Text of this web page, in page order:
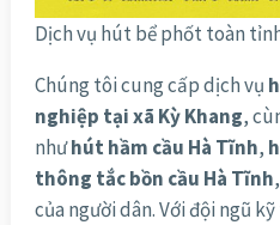
Dịch vụ hút bể phốt toàn
Chúng tôi cung cấp dịch vụ
nghiệp tại xã Kỳ Khang,
nhưhút hầm cầu Hà Tĩnh,
thông tắc bồn cầu Hà Tĩnh
của người dân. Với đội ngũ